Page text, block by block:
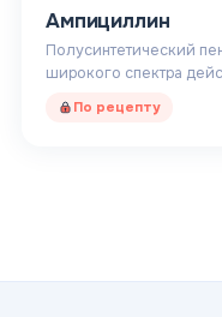
Ампициллин
Полусинтетический
широкого спектра
По рецепту